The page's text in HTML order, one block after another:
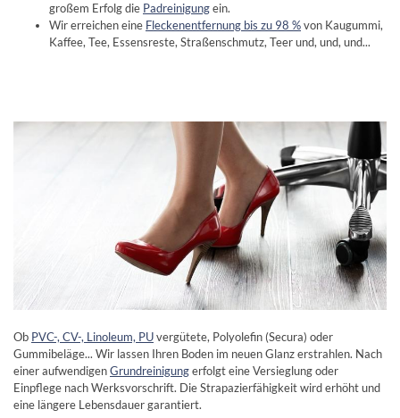
großem Erfolg die Padreinigungein.
Wir erreichen eine Fleckenentfernung bis zu 98 %von Kaugummi,
Kaffee, Tee, Essensreste, Straßenschmutz, Teer und, und, und...
Ob PVC-, CV-, Linoleum, PUvergütete, Polyolefin (Secura) oder
Gummibeläge... Wir lassen Ihren Boden im neuen Glanz erstrahlen. Nach
einer aufwendigenGrundreinigungerfolgt eine Versieglung oder
Einpflege nach Werksvorschrift. Die Strapazierfähigkeit wird erhöht und
eine längere Lebensdauer garantiert.